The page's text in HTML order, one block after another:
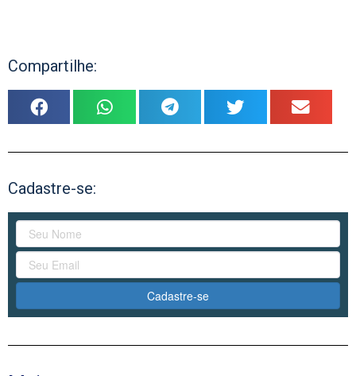
Compartilhe:
Cadastre-se:
Cadastre-se